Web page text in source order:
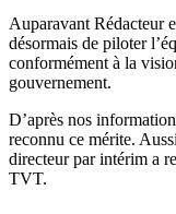
Auparavant Rédacteur
désormais de piloter
conformément à la
gouvernement.
D’après nos
reconnu ce mérite.
directeur par intérim a
TVT.